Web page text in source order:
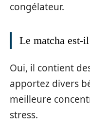
congélateur.
Le matcha est-
Oui, il contient
apportez divers
meilleure
stress.